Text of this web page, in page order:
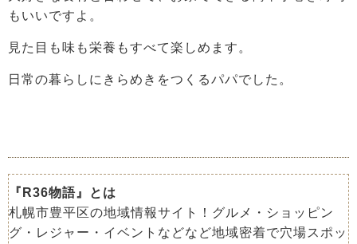
もいいですよ。
見た目も味も栄養もすべて楽しめます。
日常の暮らしにきらめきをつくるパパでした。
『R36物語』とは
札幌市豊平区の地域情報サイト！グルメ・ショッピン
グ・レジャー・イベントなどなど地域密着で穴場スポッ